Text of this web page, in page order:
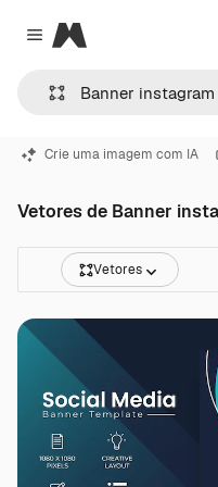
Close menu
Magnific
Crie uma imagem com IA
Vetores de Banner
Vetores